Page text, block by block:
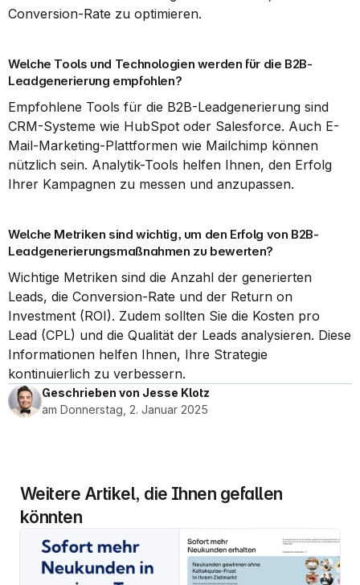
Conversion-Rate zu optimieren.
Welche Tools und Technologien werden für die B2B-
Leadgenerierung empfohlen?
Empfohlene Tools für die B2B-Leadgenerierung sind
CRM-Systeme wie HubSpot oder Salesforce. Auch E-
Mail-Marketing-Plattformen wie Mailchimp können
nützlich sein. Analytik-Tools helfen Ihnen, den Erfolg
Ihrer Kampagnen zu messen und anzupassen.
Welche Metriken sind wichtig, um den Erfolg von B2B-
Leadgenerierungsmaßnahmen zu bewerten?
Wichtige Metriken sind die Anzahl der generierten
Leads, die Conversion-Rate und der Return on
Investment (ROI). Zudem sollten Sie die Kosten pro
Lead (CPL) und die Qualität der Leads analysieren. Diese
Informationen helfen Ihnen, Ihre Strategie
kontinuierlich zu verbessern.
Geschrieben von Jesse Klotz
am Donnerstag, 2. Januar 2025
Weitere Artikel, die Ihnen gefallen
könnten